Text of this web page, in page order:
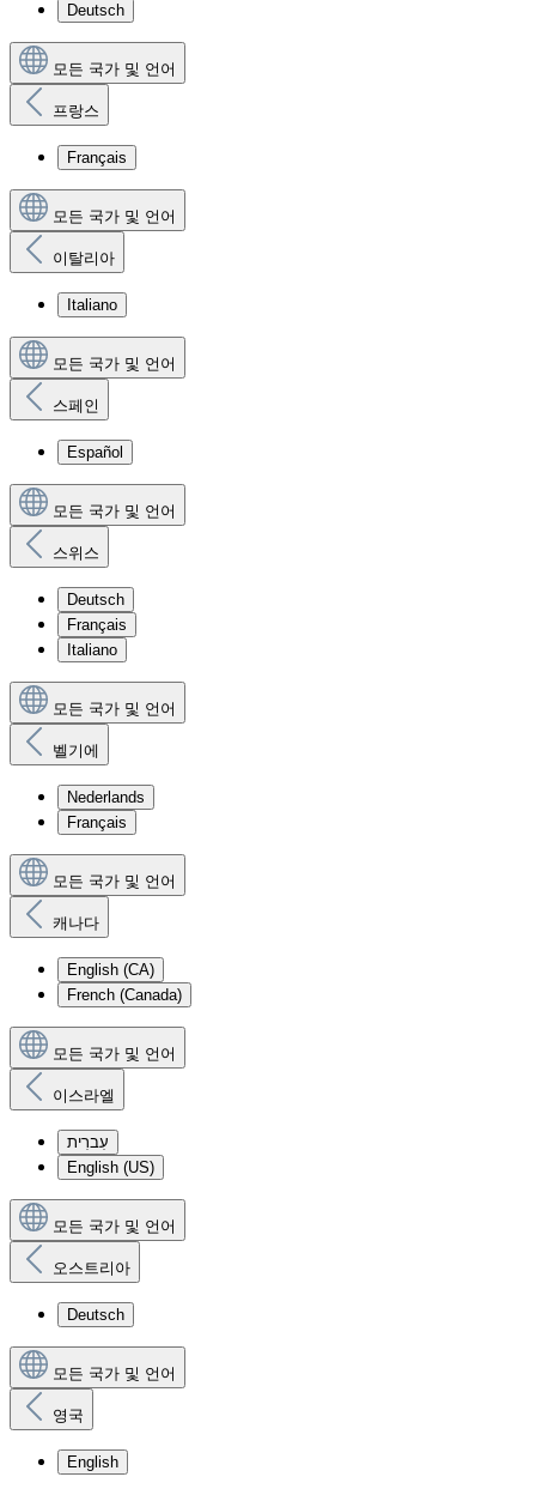
Deutsch
모든 국가 및 언어
프랑스
Français
모든 국가 및 언어
이탈리아
Italiano
모든 국가 및 언어
스페인
Español
모든 국가 및 언어
스위스
Deutsch
Français
Italiano
모든 국가 및 언어
벨기에
Nederlands
Français
모든 국가 및 언어
캐나다
English (CA)
French (Canada)
모든 국가 및 언어
이스라엘
עִברִית
English (US)
모든 국가 및 언어
오스트리아
Deutsch
모든 국가 및 언어
영국
English